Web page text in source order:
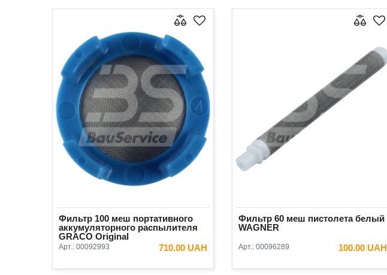
Фильтр 100 меш портативного
аккумуляторного распылителя
GRACO Original
Арт.: 00092993 710.00 UAH
В КОРЗИНУ
Фильтр 60 меш пистолета белый
WAGNER
Арт.: 00096289 100.00 UAH
В КОРЗИНУ